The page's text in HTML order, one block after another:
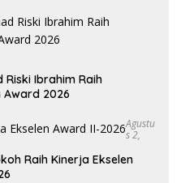
Riski Ibrahim Raih
Award 2026
Agustu
S 2,
Raih Kinerja Ekselen